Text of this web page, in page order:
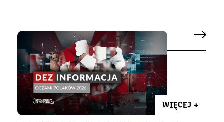
WIĘCEJ +